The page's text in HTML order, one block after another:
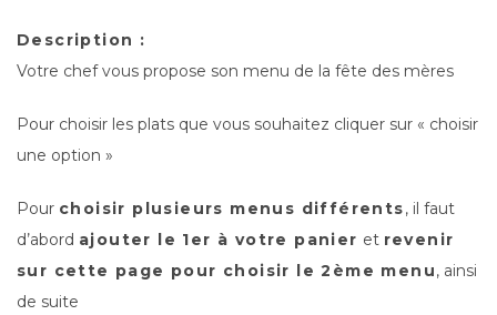
Description :
Votre chef vous propose son menu de la fête des mères
Pour choisir les plats que vous souhaitez cliquer sur « choisir
une option »
Pour choisir plusieurs menus différents, il faut
d’abord ajouter le 1er à votre panier et revenir
sur cette page pour choisir le 2ème menu, ainsi
de suite